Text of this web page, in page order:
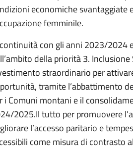
economiche
femminile.
con gli anni 2023/2024
della priorità 3.
straordinario per
tramite l’abbattimento
i Comuni montani e il
2025.Il tutto per promuovere
l’accesso paritario e
come misura di contrasto